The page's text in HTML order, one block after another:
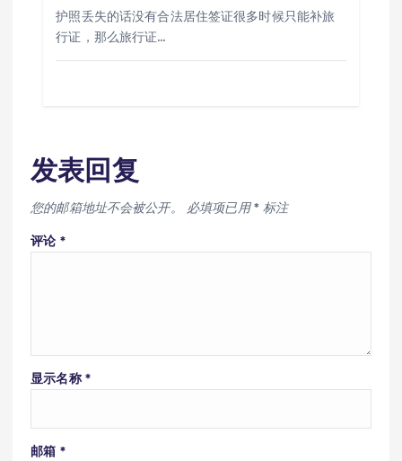
护照丢失的话没有合法居住签证很多时候只能补旅
行证，那么旅行证…
发表回复
您的邮箱地址不会被公开。 必填项已用* 标注
评论 *
显示名称 *
邮箱 *